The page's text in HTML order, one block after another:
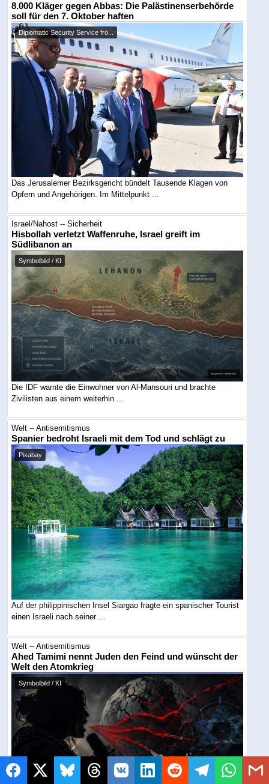
8.000 Kläger gegen Abbas: Die Palästinenserbehörde
soll für den 7. Oktober haften
Diplomatic Security Service fro...
Das Jerusalemer Bezirksgericht bündelt Tausende Klagen von
Opfern und Angehörigen. Im Mittelpunkt ...
Israel/Nahost -- Sicherheit
Hisbollah verletzt Waffenruhe, Israel greift im
Südlibanon an
Symbolbild / KI
Die IDF warnte die Einwohner von Al-Mansouri und brachte
Zivilisten aus einem weiterhin ...
Welt -- Antisemitismus
Spanier bedroht Israeli mit dem Tod und schlägt zu
Pixabay
Auf der philippinischen Insel Siargao fragte ein spanischer Tourist
einen Israeli nach seiner ...
Welt -- Antisemitismus
Ahed Tamimi nennt Juden den Feind und wünscht der
Welt den Atomkrieg
Symbolbild / KI